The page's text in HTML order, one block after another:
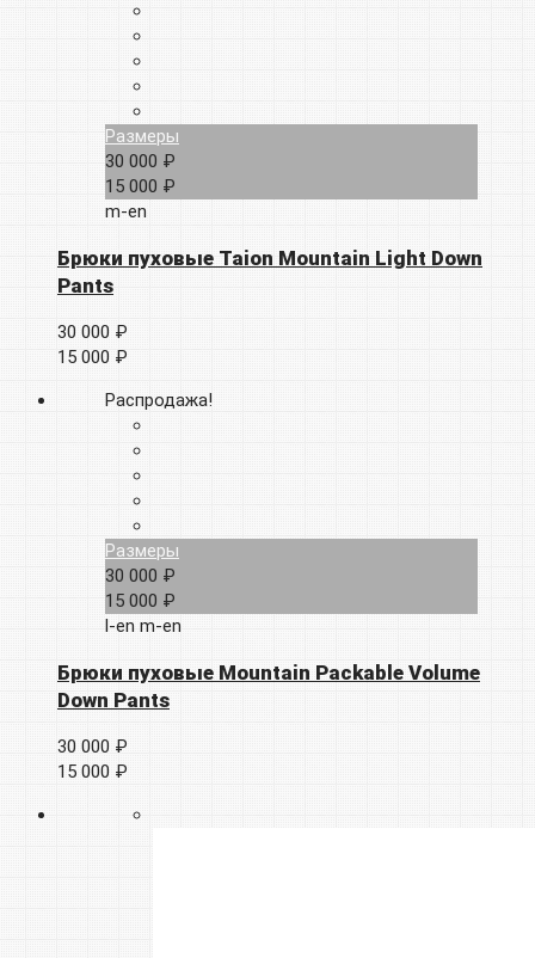
Размеры
30 000 ₽
15 000 ₽
m-en
Брюки пуховые Taion Mountain Light Down
Pants
30 000 ₽
15 000 ₽
Распродажа!
Размеры
30 000 ₽
15 000 ₽
l-en m-en
Брюки пуховые Mountain Packable Volume
Down Pants
30 000 ₽
15 000 ₽